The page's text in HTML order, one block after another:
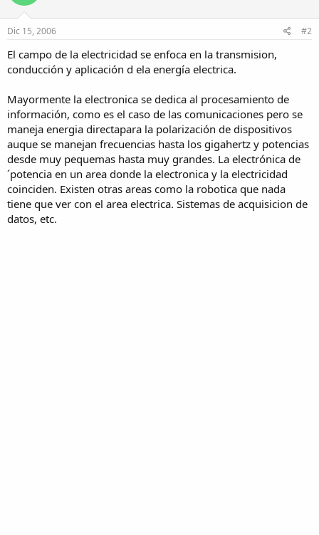
Dic 15, 2006 #2
El campo de la electricidad se enfoca en la transmision,
conducción y aplicación d ela energía electrica.
Mayormente la electronica se dedica al procesamiento de
información, como es el caso de las comunicaciones pero se
maneja energia directapara la polarización de dispositivos
auque se manejan frecuencias hasta los gigahertz y potencias
desde muy pequemas hasta muy grandes. La electrónica de
´potencia en un area donde la electronica y la electricidad
coinciden. Existen otras areas como la robotica que nada
tiene que ver con el area electrica. Sistemas de acquisicion de
datos, etc.